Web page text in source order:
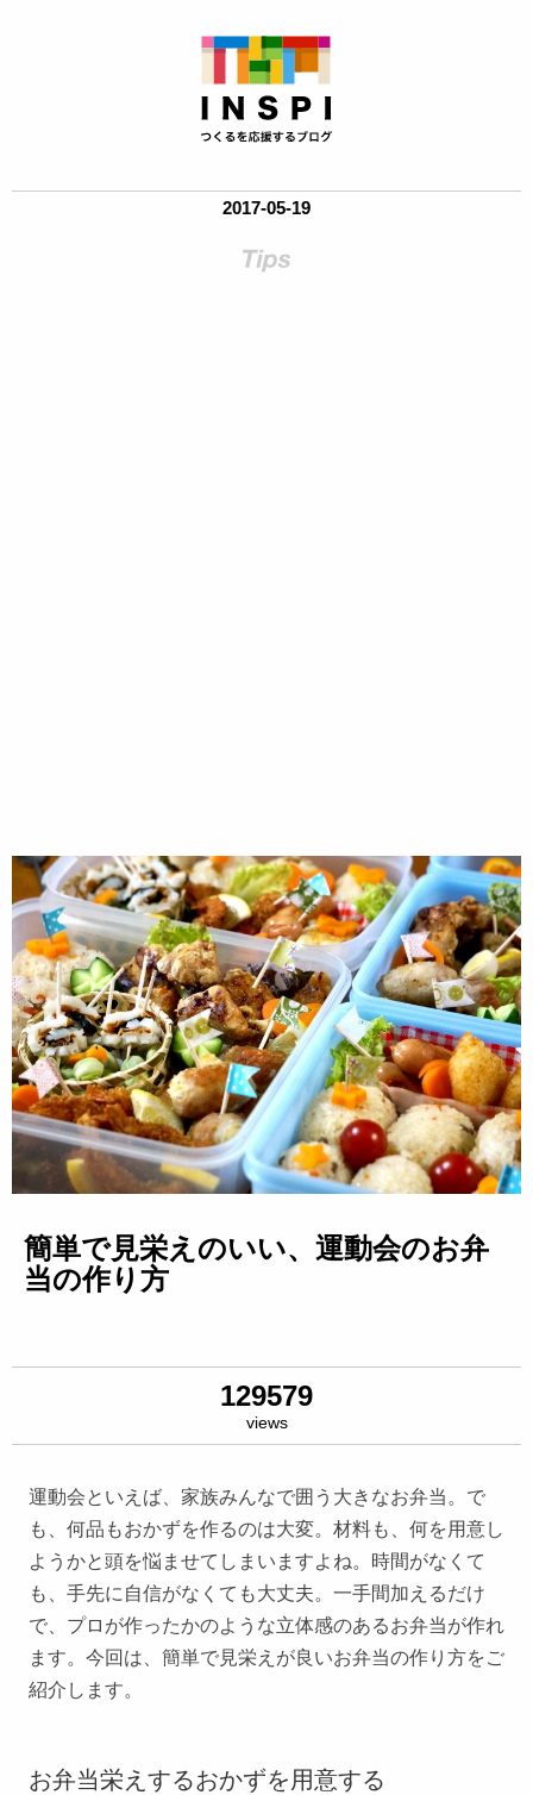
2017-05-19
簡単で見栄えのいい、運動会のお弁
当の作り方
129579
views
運動会といえば、家族みんなで囲う大きなお弁当。で
も、何品もおかずを作るのは大変。材料も、何を用意し
ようかと頭を悩ませてしまいますよね。時間がなくて
も、手先に自信がなくても大丈夫。一手間加えるだけ
で、プロが作ったかのような立体感のあるお弁当が作れ
ます。今回は、簡単で見栄えが良いお弁当の作り方をご
紹介します。
お弁当栄えするおかずを用意する